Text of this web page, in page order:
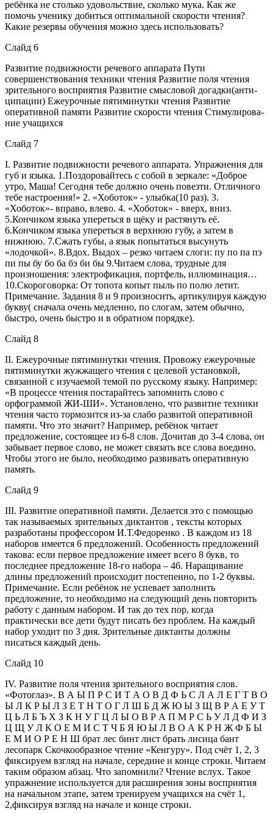
ребёнка не столько удовольствие, сколько мука. Как же
помочь ученику добиться оптимальной скорости чтения?
Какие резервы обучения можно здесь использовать?
Слайд 6
Развитие подвижности речевого аппарата Пути
совершенствования техники чтения Развитие поля чтения
зрительного восприятия Развитие смысловой догадки(анти-
ципации) Ежеурочные пятиминутки чтения Развитие
оперативной памяти Развитие скорости чтения Стимулирова-
ние учащихся
Слайд 7
І. Развитие подвижности речевого аппарата. Упражнения для
губ и языка. 1.Поздоровайтесь с собой в зеркале: «Доброе
утро, Маша! Сегодня тебе должно очень повезти. Отличного
тебе настроения!» 2. «Хоботок» - улыбка(10 раз). 3.
«Хоботок»- вправо, влево. 4. «Хоботок» - вверх, вниз.
5.Кончиком языка упереться в щёку и растянуть её.
6.Кончиком языка упереться в верхнюю губу, а затем в
нижнюю. 7.Сжать губы, а язык попытаться высунуть
«лодочкой». 8.Вдох. Выдох – резко читаем слоги: пу по па пэ
пи пы бу бо ба бэ би бы 9.Читаем слова, трудные для
произношения: электрофикация, портфель, иллюминация…
10.Скороговорка: От топота копыт пыль по полю летит.
Примечание. Задания 8 и 9 произносить, артикулируя каждую
букву( сначала очень медленно, по слогам, затем обычно,
быстро, очень быстро и в обратном порядке).
Слайд 8
ІІ. Ежеурочные пятиминутки чтения. Провожу ежеурочные
пятиминутки жужжащего чтения с целевой установкой,
связанной с изучаемой темой по русскому языку. Например:
«В процессе чтения постарайтесь запомнить слово с
орфограммой ЖИ-ШИ». Установлено, что развитие техники
чтения часто тормозится из-за слабо развитой оперативной
памяти. Что это значит? Например, ребёнок читает
предложение, состоящее из 6-8 слов. Дочитав до 3-4 слова, он
забывает первое слово, не может связать все слова воедино.
Чтобы этого не было, необходимо развивать оперативную
память.
Слайд 9
ІІІ. Развитие оперативной памяти. Делается это с помощью
так называемых зрительных диктантов , тексты которых
разработаны профессором И.Т.Федоренко . В каждом из 18
наборов имеется 6 предложений. Особенность предложений
такова: если первое предложение имеет всего 8 букв, то
последнее предложение 18-го набора – 46. Наращивание
длины предложений происходит постепенно, по 1-2 буквы.
Примечание. Если ребёнок не успевает заполнить
предложение, то необходимо на следующий день повторить
работу с данным набором. И так до тех пор, когда
практически все дети будут писать без проблем. На каждый
набор уходит по 3 дня. Зрительные диктанты должны
писаться каждый день.
Слайд 10
ІV. Развитие поля чтения зрительного восприятия слов.
«Фотоглаз». В А Ы П Р С И Т А О В Д Ф Ь С Л А Л Е Г Т В О
Ы Л К Р Ы Л З Е Т Н Т О Г Л Ш Б Д Ж Ю Ы З Щ В Р А Е У Т
Ц Ь Л Б Ъ Х З К Н У Г Ц Л Ы О В Р А П М Р С Ь У Л Д Ф И З
Ц Щ У Л К О Е М И С Т Ч Б Я Ю Ы Л В О А К Р Н Ж Ф Б Ы
Е М И О Р Е Н Ш брат лес бинт лист брать лисица бант
лесопарк Скочкообразное чтение «Кенгуру». Под счёт 1, 2, 3
фиксируем взгляд на начале, середине и конце строки. Читаем
таким образом абзац. Что запомнили? Чтение вслух. Такое
упражнение используется для расширения зоны восприятия
на начальном этапе, затем тренируем учащихся на счёт 1,
2,фиксируя взгляд на начале и конце строки.